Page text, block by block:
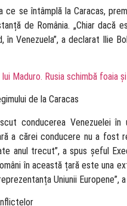
se întâmplă la Caracas,
de România. „Chiar
în Venezuela”, a declarat Ilie
Maduro. Rusia schimbă foaia
de la Caracas
conducerea Venezuelei
a cărei conducere nu a fost
anul trecut”, a spus șeful
în această țară este una
Uniunii Europene”,